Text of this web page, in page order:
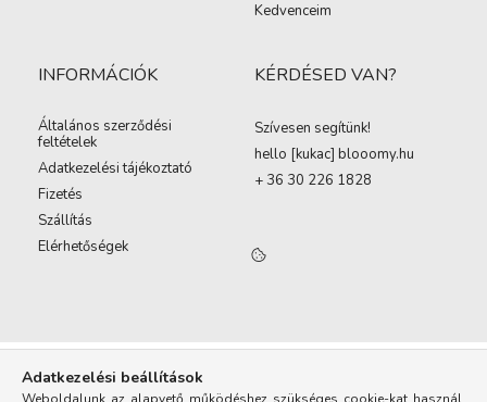
Kedvenceim
INFORMÁCIÓK
Általános szerződési
feltételek
Adatkezelési tájékoztató
Fizetés
Szállítás
Elérhetőségek
KÉRDÉSED VAN?
Szívesen segítünk!
hello [kukac] blooomy.hu
+ 36 30 226 1828
Adatkezelési beállítások